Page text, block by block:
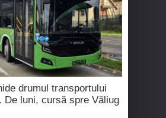
drumul transportului
De luni, cursă spre Văliug